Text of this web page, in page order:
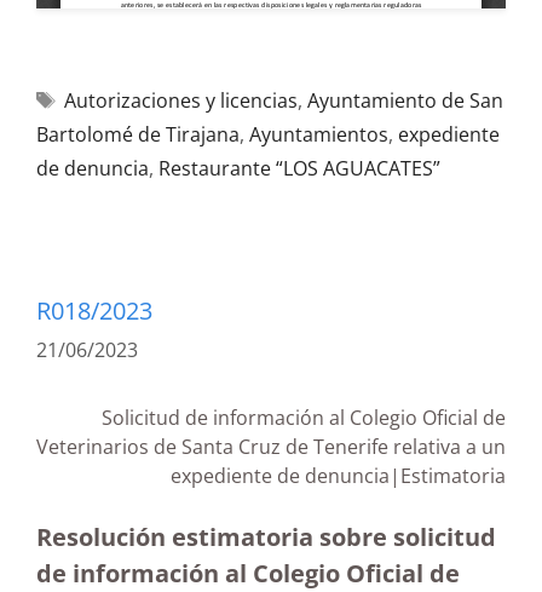
Autorizaciones y licencias, Ayuntamiento de San
Bartolomé de Tirajana, Ayuntamientos, expediente
de denuncia, Restaurante “LOS AGUACATES”
R018/2023
21/06/2023
Solicitud de información al Colegio Oficial de
Veterinarios de Santa Cruz de Tenerife relativa a un
expediente de denuncia|Estimatoria
Resolución estimatoria sobre solicitud
de información al Colegio Oficial de